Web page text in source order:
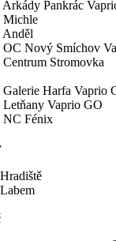
Arkády Pankrác
Michle
Anděl
OC Nový Smíchov
Centrum Stromovka
Galerie Harfa Vaprio
Letňany Vaprio GO
NC Fénix